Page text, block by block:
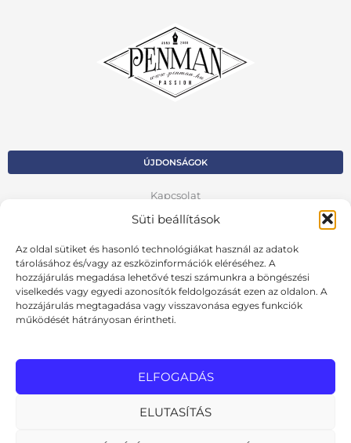
Süti beállítások
Az oldal sütiket és hasonló technológiákat használ az adatok
tárolásához és/vagy az eszközinformációk eléréséhez. A
hozzájárulás megadása lehetővé teszi számunkra a böngészési
viselkedés vagy egyedi azonosítók feldolgozását ezen az oldalon. A
hozzájárulás megtagadása vagy visszavonása egyes funkciók
működését hátrányosan érintheti.
ELFOGADÁS
ELUTASÍTÁS
ÚJDONSÁGOK
Kapcsolat
Kosár
Fiók
Adatvédelmi szabályzat
VISSZA AZ ELŐZŐ OLDALRA
Cookie szabályzat